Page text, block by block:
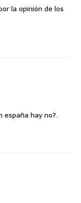
la opinión de los
españa hay no?.